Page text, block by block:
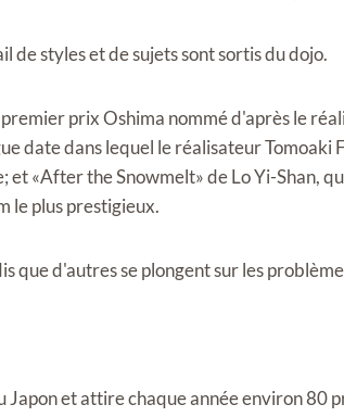
styles et de sujets sont sortis du dojo.
prix Oshima nommé d'après le
date dans lequel le réalisateur Tomoaki
«After the Snowmelt» de Lo Yi-Shan,
le plus prestigieux.
que d'autres se plongent sur les
et attire chaque année environ 80